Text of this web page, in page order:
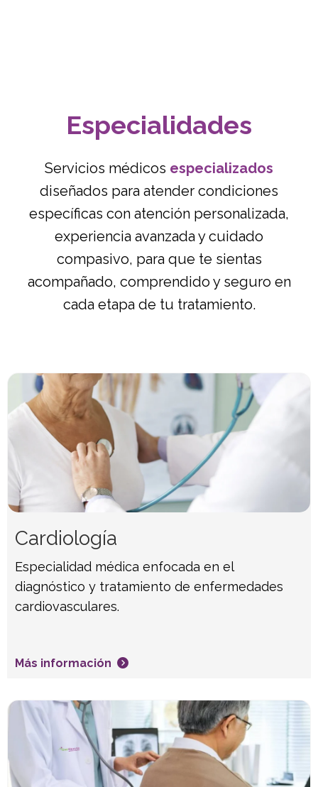
Especialidades
Servicios médicos especializados
diseñados para atender condiciones
específicas con atención personalizada,
experiencia avanzada y cuidado
compasivo, para que te sientas
acompañado, comprendido y seguro en
cada etapa de tu tratamiento.
Cardiología
Especialidad médica enfocada en el
diagnóstico y tratamiento de enfermedades
cardiovasculares.
Más información